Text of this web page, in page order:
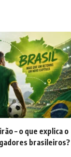
– o que explica o
brasileiros?